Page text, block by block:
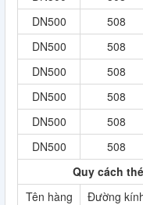
DN500
508
DN500
508
DN500
508
DN500
508
DN500
508
DN500
508
Quy cách
Tên hàng
Đường